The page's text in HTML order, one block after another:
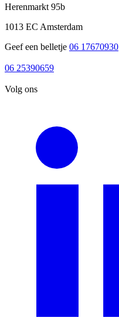
Herenmarkt 95b
1013 EC Amsterdam
Geef een belletje 06 17670930
06 25390659
Volg ons